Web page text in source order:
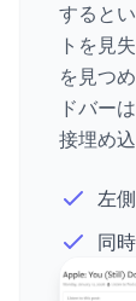
すると
トを見
を見つ
ドバー
接埋め
左
同